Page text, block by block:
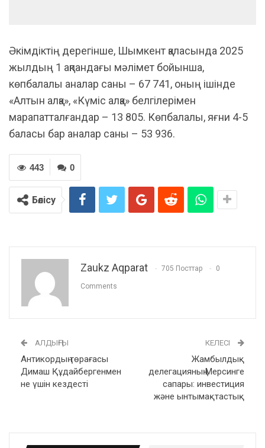
Әкімдіктің дерегінше, Шымкент қаласында 2025
жылдың 1 ақпандағы мәлімет бойынша,
көпбалалы аналар саны – 67 741, оның ішінде
«Алтын алқа», «Күміс алқа» белгілерімен
марапатталғандар – 13 805. Көпбалалы, яғни 4-5
баласы бар аналар саны – 53 936.
0
443
Бөлісу
Zaukz Aqparat 705 Посттар 0
Comments
АЛДЫҢҒЫ
Антикордың төрағасы
Димаш Құдайбергенмен
не үшін кездесті
КЕЛЕСІ
Жамбылдық
делегацияның Мерсинге
сапары: инвестиция
және ынтымақтастық